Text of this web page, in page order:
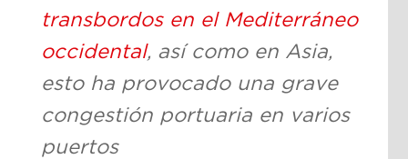
transbordos en el Mediterráneo
occidental, así como en Asia,
esto ha provocado una grave
congestión portuaria en varios
puertos